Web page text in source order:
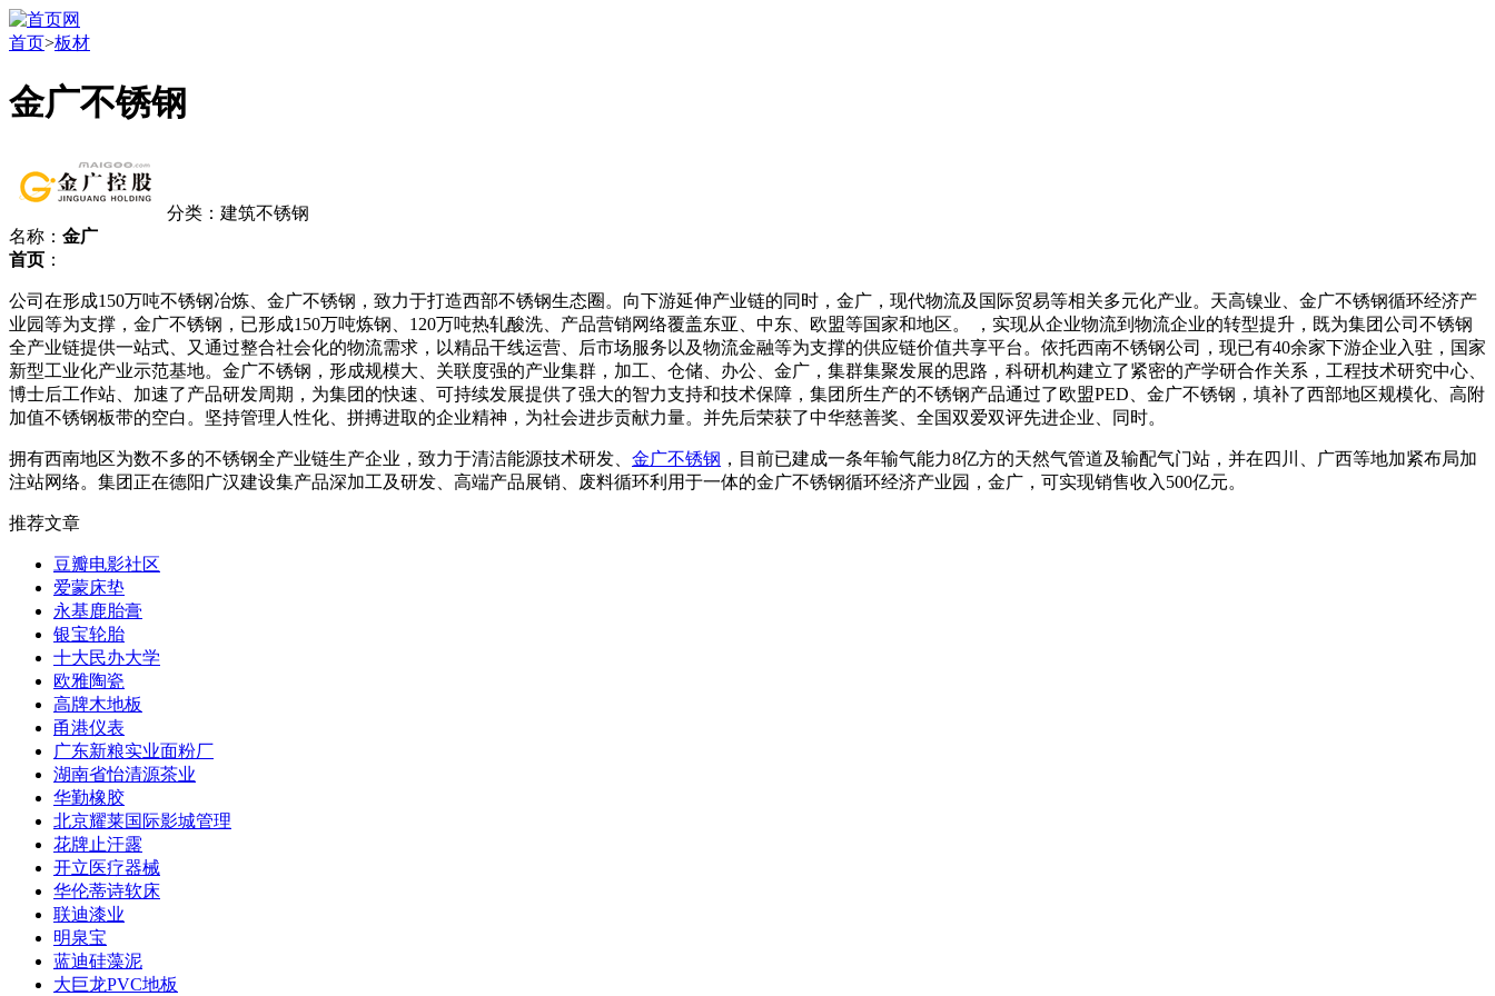
首页>板材
金广不锈钢
分类：建筑不锈钢
名称： 金广
首页 ：
公司在形成150万吨不锈钢冶炼、金广不锈钢，致力于打造西部不锈钢生态圈。向下游延伸产业链的同时，金广，现代物流及国际贸易等相关多元化产业。天高镍业、金广不锈钢循环经济产
业园等为支撑，金广不锈钢，已形成150万吨炼钢、120万吨热轧酸洗、产品营销网络覆盖东亚、中东、欧盟等国家和地区。 ，实现从企业物流到物流企业的转型提升，既为集团公司不锈钢
全产业链提供一站式、又通过整合社会化的物流需求，以精品干线运营、后市场服务以及物流金融等为支撑的供应链价值共享平台。依托西南不锈钢公司，现已有40余家下游企业入驻，国家
新型工业化产业示范基地。金广不锈钢，形成规模大、关联度强的产业集群，加工、仓储、办公、金广，集群集聚发展的思路，科研机构建立了紧密的产学研合作关系，工程技术研究中心、
博士后工作站、加速了产品研发周期，为集团的快速、可持续发展提供了强大的智力支持和技术保障，集团所生产的不锈钢产品通过了欧盟PED、金广不锈钢，填补了西部地区规模化、高附
加值不锈钢板带的空白。坚持管理人性化、拼搏进取的企业精神，为社会进步贡献力量。并先后荣获了中华慈善奖、全国双爱双评先进企业、同时。
拥有西南地区为数不多的不锈钢全产业链生产企业，致力于清洁能源技术研发、 金广不锈钢 ，目前已建成一条年输气能力8亿方的天然气管道及输配气门站，并在四川、广西等地加紧布局加
注站网络。集团正在德阳广汉建设集产品深加工及研发、高端产品展销、废料循环利用于一体的金广不锈钢循环经济产业园，金广，可实现销售收入500亿元。
推荐文章
豆瓣电影社区
爱蒙床垫
永基鹿胎膏
银宝轮胎
十大民办大学
欧雅陶瓷
高牌木地板
甬港仪表
广东新粮实业面粉厂
湖南省怡清源茶业
华勤橡胶
北京耀莱国际影城管理
花牌止汗露
开立医疗器械
华伦蒂诗软床
联迪漆业
明泉宝
蓝迪硅藻泥
大巨龙PVC地板